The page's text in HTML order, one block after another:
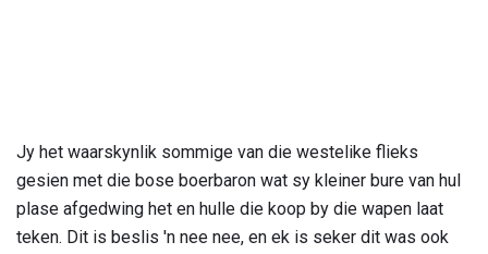
Jy het waarskynlik sommige van die westelike flieks
gesien met die bose boerbaron wat sy kleiner bure van hul
plase afgedwing het en hulle die koop by die wapen laat
teken. Dit is beslis 'n nee nee, en ek is seker dit was ook